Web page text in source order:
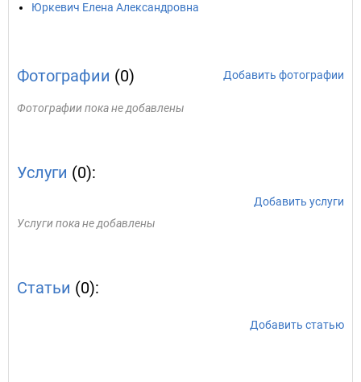
Юркевич Елена Александровна
Фотографии (0) Добавить фотографии
Фотографии пока не добавлены
Услуги (0):
Добавить услуги
Услуги пока не добавлены
Статьи (0):
Добавить статью